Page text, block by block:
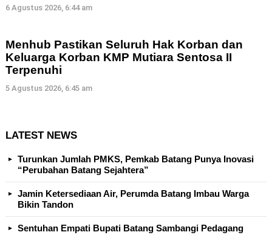
6 Agustus 2026, 6:44 am
Menhub Pastikan Seluruh Hak Korban dan
Keluarga Korban KMP Mutiara Sentosa II
Terpenuhi
5 Agustus 2026, 6:45 am
LATEST NEWS
Turunkan Jumlah PMKS, Pemkab Batang Punya Inovasi
“Perubahan Batang Sejahtera”
Jamin Ketersediaan Air, Perumda Batang Imbau Warga
Bikin Tandon
Sentuhan Empati Bupati Batang Sambangi Pedagang